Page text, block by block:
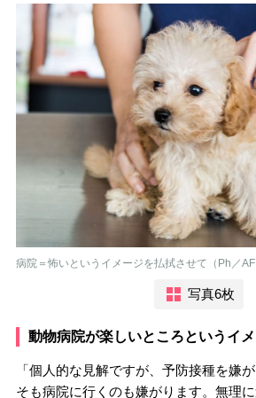
病院＝怖いというイメージを払拭させて（Ph／
写真6枚
動物病院が楽しいところというイ
「個人的な見解ですが、予防接種を嫌
そも病院に行くのも嫌がります。無理